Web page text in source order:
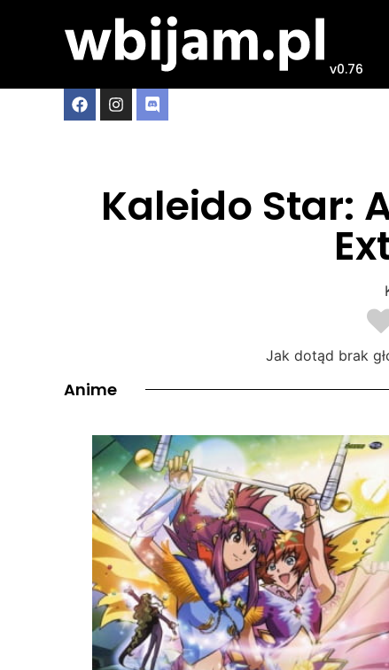
v0.76
Kaleido Star:
Jak dotąd brak
Anime